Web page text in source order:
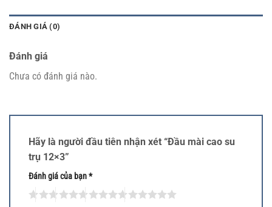
ĐÁNH GIÁ (0)
Đánh giá
Chưa có đánh giá nào.
Hãy là người đầu tiên nhận xét “Đầu mài cao su
trụ 12×3”
Đánh giá của bạn*